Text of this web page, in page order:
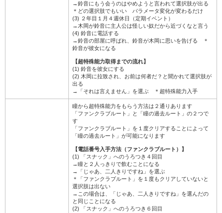
→鈴音にもう会うのはやめようと言われて選択肢が出る
＊どの選択肢でもいい パラメータ変化が変わるだけ
(3) ２年目１月４週休日（定期イベント）
→木岡が鈴音に主人公は怪しい奴だから近づくなと言う
(4) 鈴音に電話する
→鈴音の部屋に呼ばれ、鈴音が木岡に思いを告げる ＊
鈴音が彼女になる
【超特殊能力取得までの流れ】
(1) 鈴音を彼女にする
(2) 木岡に拉致され、お前は何者だ？と聞かれて選択肢が
出る
→「それは言えません」を選ぶ ＊超特殊能力入手
瞳から超特殊能力をもらう方法は２通りあります
「ファンクラブルート」と「瞳の過去ルート」の２つで
す
「ファンクラブルート」を１度クリアすることによって
「瞳の過去ルート」が可能になります
【電話番号入手方法（ファンクラブルート）】
(1) 「スナック」へのうろつき４回目
→瞳と２人っきりで飲むことになる
→「じゃあ、二人きりですね」を選ぶ
＊「ファンクラブルート」を１度もクリアしていないと
選択肢は出ない
→この場合は、「じゃあ、二人きりですね」を選んだの
と同じことになる
(2) 「スナック」へのうろつき６回目